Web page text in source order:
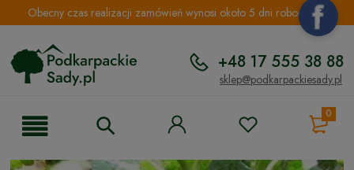
Obecny czas realizacji zamówień wynosi około 5 dni roboczych.
+48 17 555 38 88
sklep@podkarpackiesady.pl
0